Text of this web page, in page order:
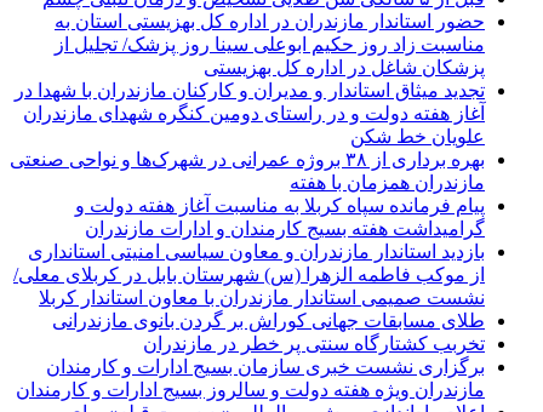
حضور استاندار مازندران در اداره کل بهزیستی استان به
مناسبت زاد روز حکیم ابوعلی سینا روز پزشک/ تجلیل از
پزشکان شاغل در اداره کل بهزیستی
تجدید میثاق استاندار و مدیران و کارکنان مازندران با شهدا در
آغاز هفته دولت و در راستای دومین کنگره شهدای مازندران
علویان خط شکن
بهره برداری از ۳۸ بروژه عمرانی در شهرک‌ها و نواحی صنعتی
مازندران همزمان با هفته
پیام فرمانده سپاه کربلا به مناسبت آغاز هفته دولت و
گرامیداشت هفته بسیج کارمندان و ادارات مازندران
بازدید استاندار مازندران و معاون سیاسی امنیتی استانداری
از موکب فاطمه الزهرا (س) شهرستان بابل در کربلای معلی/
نشست صمیمی استاندار مازندران با معاون استاندار کربلا
طلای مسابقات جهانی کوراش بر گردن بانوی مازندرانی
تخربب کشتارگاه سنتی پر خطر در مازندران
برگزاری نشست خبری سازمان بسیج ادارات و کارمندان
مازندران ویژه هفته دولت و سالروز بسیج ادارات و کارمندان